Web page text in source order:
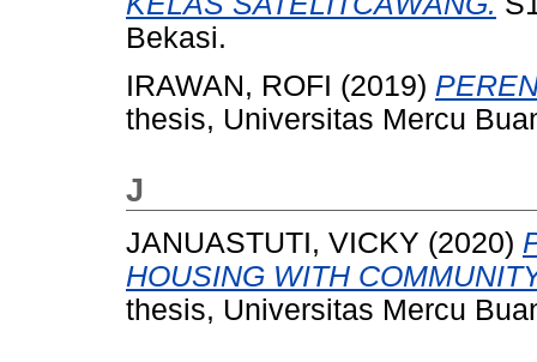
Bekasi.
IRAWAN, ROFI (2019)
thesis, Universitas Mercu
J
JANUASTUTI, VICKY (2020)
HOUSING WITH
thesis, Universitas Mercu